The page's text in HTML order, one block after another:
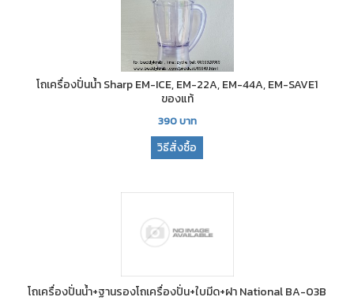
โถเครื่องปั่นน้ำ Sharp EM-ICE, EM-22A, EM-44A, EM-SAVE1
ของแท้
390บาท
วิธีสั่งซื้อ
โถเครื่องปั่นน้ำ+ฐานรองโถเครื่องปั่น+ใบมีด+ฝา National BA-03B